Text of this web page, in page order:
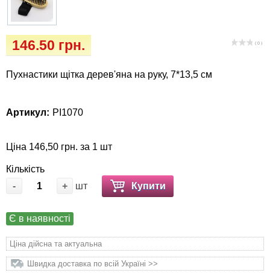
( 0 )
146.50 грн.
Пухнастики щітка дерев'яна на руку, 7*13,5 см
Артикул: PI1070
Ціна 146,50 грн. за 1 шт
Кількість
-
+ шт Купити
Є в наявності
Ціна дійсна та актуальна
Швидка доставка по всій Україні >>
Vet Diet Canine Wet - ветеринарные диеты
для собак
килимки
Миски, автогодівниці, поілки
Переноски, сумки, клітки
Післяопераційні засоби та витратні
матеріали
Подарункові сертифікати